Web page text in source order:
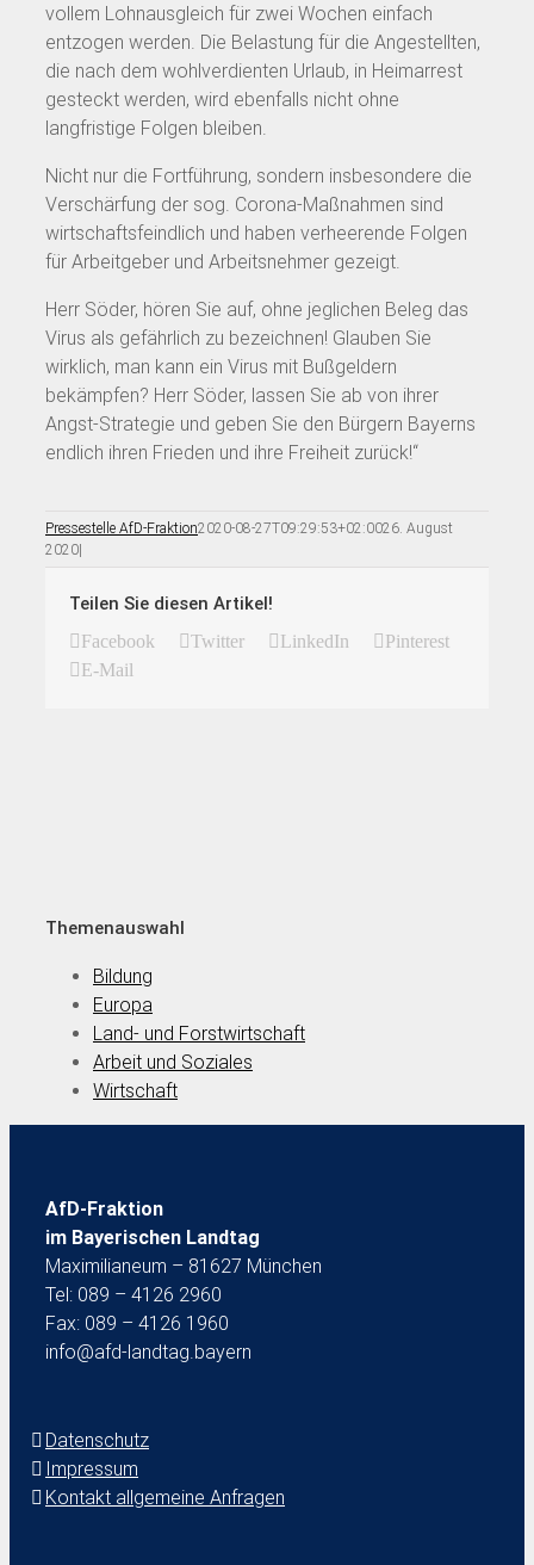
vollem Lohnausgleich für zwei Wochen einfach
entzogen werden. Die Belastung für die Angestellten,
die nach dem wohlverdienten Urlaub, in Heimarrest
gesteckt werden, wird ebenfalls nicht ohne
langfristige Folgen bleiben.
Nicht nur die Fortführung, sondern insbesondere die
Verschärfung der sog. Corona-Maßnahmen sind
wirtschaftsfeindlich und haben verheerende Folgen
für Arbeitgeber und Arbeitsnehmer gezeigt.
Herr Söder, hören Sie auf, ohne jeglichen Beleg das
Virus als gefährlich zu bezeichnen! Glauben Sie
wirklich, man kann ein Virus mit Bußgeldern
bekämpfen? Herr Söder, lassen Sie ab von ihrer
Angst-Strategie und geben Sie den Bürgern Bayerns
endlich ihren Frieden und ihre Freiheit zurück!“
Pressestelle AfD-Fraktion2020-08-27T09:29:53+02:0026. August
2020|
Teilen Sie diesen Artikel!
Facebook Twitter LinkedIn
Pinterest
E-Mail
Themenauswahl
Bildung
Europa
Land- und Forstwirtschaft
Arbeit und Soziales
Wirtschaft
AfD-Fraktion
im Bayerischen Landtag
Maximilianeum – 81627 München
Tel: 089 – 4126 2960
Fax: 089 – 4126 1960
info@afd-landtag.bayern
Datenschutz
Impressum
Kontakt allgemeine Anfragen